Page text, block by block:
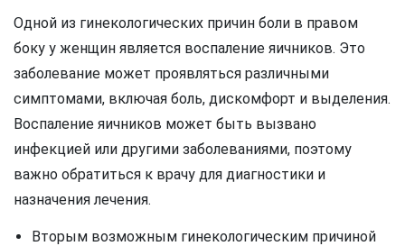
Одной из гинекологических причин боли в правом
боку у женщин является воспаление яичников. Это
заболевание может проявляться различными
симптомами, включая боль, дискомфорт и выделения.
Воспаление яичников может быть вызвано
инфекцией или другими заболеваниями, поэтому
важно обратиться к врачу для диагностики и
назначения лечения.
Вторым возможным гинекологическим причиной